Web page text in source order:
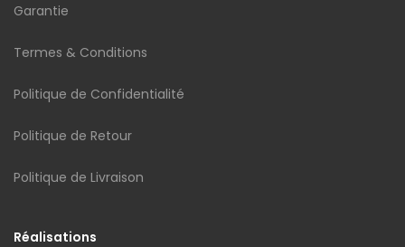
Garantie
Termes & Conditions
Politique de Confidentialité
Politique de Retour
Politique de Livraison
Réalisations